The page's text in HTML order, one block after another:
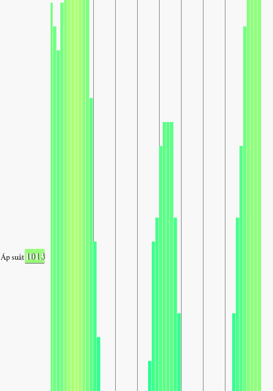
Áp suất không khí
1013